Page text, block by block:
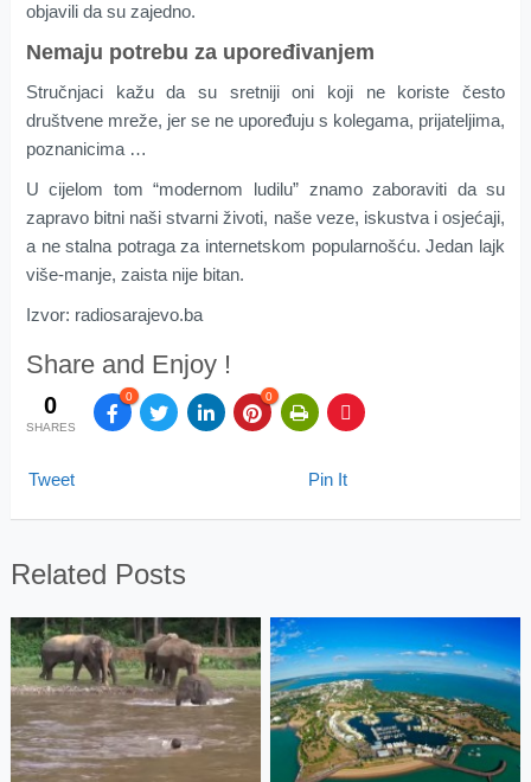
objavili da su zajedno.
Nemaju potrebu za upoređivanjem
Stručnjaci kažu da su sretniji oni koji ne koriste često
društvene mreže, jer se ne upoređuju s kolegama, prijateljima,
poznanicima …
U cijelom tom “modernom ludilu” znamo zaboraviti da su
zapravo bitni naši stvarni životi, naše veze, iskustva i osjećaji,
a ne stalna potraga za internetskom popularnošću. Jedan lajk
više-manje, zaista nije bitan.
Izvor: radiosarajevo.ba
Share and Enjoy !
0
SHARES
0 0
Tweet Pin It
Related Posts